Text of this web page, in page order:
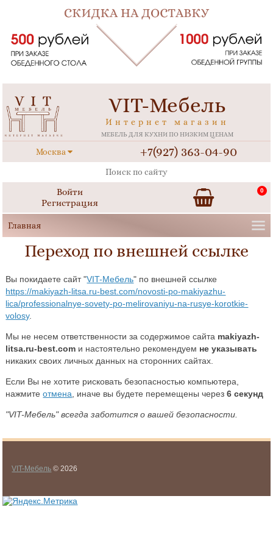
VIT-Мебель
Интернет магазин
МЕБЕЛЬ ДЛЯ КУХНИ ПО НИЗКИМ ЦЕНАМ
Москва +7(927) 363-04-90
Войти
Регистрация
0
Переход по внешней ссылке
Вы покидаете сайт "VIT-Мебель" по внешней ссылке
https://makiyazh-litsa.ru-best.com/novosti-po-makiyazhu-
lica/professionalnye-sovety-po-melirovaniyu-na-rusye-korotkie-
volosy.
Мы не несем ответственности за содержимое сайта makiyazh-
litsa.ru-best.com и настоятельно рекомендуем не указывать
никаких своих личных данных на сторонних сайтах.
Если Вы не хотите рисковать безопасностью компьютера,
нажмитеотмена , иначе вы будете перемещены через6 секунд
"VIT-Мебель" всегда заботится о вашей безопасности.
VIT-Мебель © 2026